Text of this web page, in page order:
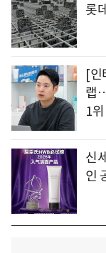
롯
[인
랩
1
신
인